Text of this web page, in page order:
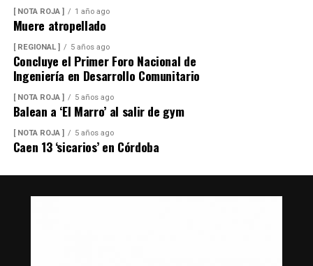
[ NOTA ROJA ] 1 año ago
Muere atropellado
[ REGIONAL ] 5 años ago
Concluye el Primer Foro Nacional de
Ingeniería en Desarrollo Comunitario
[ NOTA ROJA ] 5 años ago
Balean a ‘El Marro’ al salir de gym
[ NOTA ROJA ] 5 años ago
Caen 13 ‘sicarios’ en Córdoba